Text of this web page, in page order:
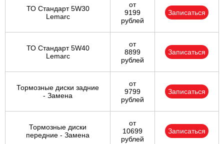
ТО Стандарт 5W30
Lemarc
от
9199
рублей
Записаться
ТО Стандарт 5W40
Lemarc
от
8899
рублей
Записаться
Тормозные диски задние
- Замена
от
9799
рублей
Записаться
Тормозные диски
передние - Замена
от
10699
рублей
Записаться